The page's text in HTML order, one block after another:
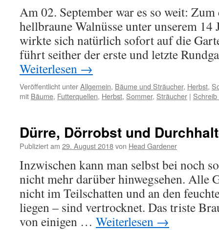
Am 02. September war es so weit:
hellbraune Walnüsse unter unserem 14
wirkte sich natürlich sofort auf die
führt seither der erste und letzte
Weiterlesen →
Veröffentlicht unterAllgemein, Bäume und Sträucher, Herbst,
mit Bäume, Futterquellen, Herbst, Sommer, Sträucher |
Dürre, Dörrobst und
Publiziert am 29. August 2018von Head Gardener
Inzwischen kann man selbst bei noch
nicht mehr darüber hinwegsehen. Alle
nicht im Teilschatten und an den
liegen – sind vertrocknet. Das triste
von einigen … Weiterlesen →